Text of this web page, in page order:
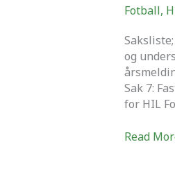
Fotball,
og
Sak 7:
for HIL
Read